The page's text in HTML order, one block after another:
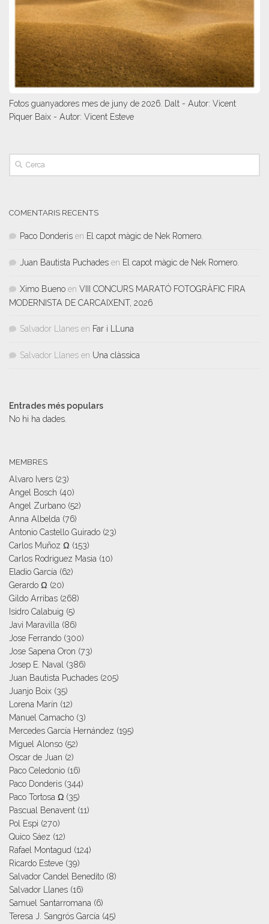
Fotos guanyadores mes de juny de 2026. Dalt - Autor: Vicent
Piquer Baix - Autor: Vicent Esteve
COMENTARIS RECENTS
Paco Donderis en El capot màgic de Nek Romero.
Juan Bautista Puchades en El capot màgic de Nek Romero.
Ximo Bueno en VIII CONCURS MARATÓ FOTOGRÀFIC FIRA
MODERNISTA DE CARCAIXENT, 2026
Salvador Llanes en Far i LLuna
Salvador Llanes en Una clàssica
Entrades més populars
No hi ha dades.
MEMBRES
Alvaro Ivers (23)
Angel Bosch (40)
Angel Zurbano (52)
Anna Albelda (76)
Antonio Castello Guirado (23)
Carlos Muñoz Ω (153)
Carlos Rodriguez Masia (10)
Eladio García (62)
Gerardo Ω (20)
Gildo Arribas (268)
Isidro Calabuig (5)
Javi Maravilla (86)
Jose Ferrando (300)
Jose Sapena Oron (73)
Josep E. Naval
(386)
Juan Bautista Puchades (205)
Juanjo Boix (35)
Lorena Marín (12)
Manuel Camacho (3)
Mercedes García Hernández (195)
Miguel Alonso (52)
Oscar de Juan (2)
Paco Celedonio (16)
Paco Donderis (344)
Paco Tortosa Ω (35)
Pascual Benavent (11)
Pol Espi (270)
Quico Sáez (12)
Rafael Montagud (124)
Ricardo Esteve (39)
Salvador Candel Benedito (8)
Salvador Llanes (16)
Samuel Santarromana (6)
Teresa J. Sangrós García (45)